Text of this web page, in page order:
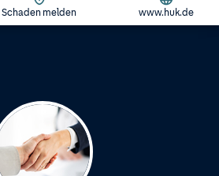
Schaden melden www.huk.de